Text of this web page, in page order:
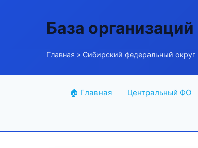
База организаций
Главная » Сибирский федеральный округ
🏠 Главная Центральный ФО